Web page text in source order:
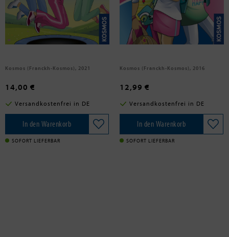
Vogel, Maja von; Wich, Henriette
Die drei !!!, 1, 2, 3 Voll Verliebt!
Kosmos (Franckh-Kosmos), 2021
14,00 €
Versandkostenfrei in DE
In den Warenkorb
SOFORT LIEFERBAR
Vogel, Maja von; Wich, Henriette
Die drei !!! - 1,2,3 Abenteuer, m.
Audio-CD
Kosmos (Franckh-Kosmos), 2016
12,99 €
Versandkostenfrei in DE
In den Warenkorb
SOFORT LIEFERBAR